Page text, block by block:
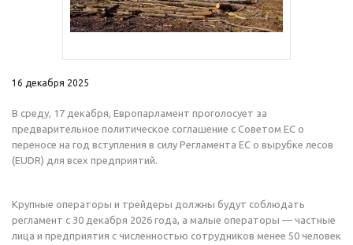
16 декабря 2025
В среду, 17 декабря, Европарламент проголосует за
предварительное политическое соглашение с Советом ЕС о
переносе на год вступления в силу Регламента ЕС о вырубке лесов
(EUDR) для всех предприятий.
Крупные операторы и трейдеры должны будут соблюдать
регламент с 30 декабря 2026 года, а малые операторы — частные
лица и предприятия с численностью сотрудников менее 50 человек